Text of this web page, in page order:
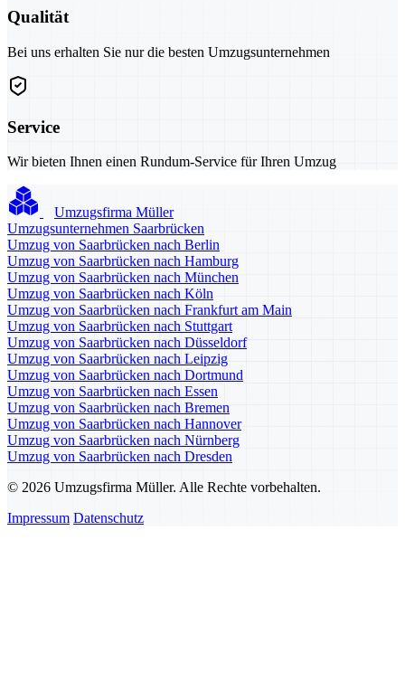
Qualität
Bei uns erhalten Sie nur die besten Umzugsunternehmen
Service
Wir bieten Ihnen einen Rundum-Service für Ihren Umzug
Umzugsfirma Müller
Umzugsunternehmen Saarbrücken
Umzug von Saarbrücken nach Berlin
Umzug von Saarbrücken nach Hamburg
Umzug von Saarbrücken nach München
Umzug von Saarbrücken nach Köln
Umzug von Saarbrücken nach Frankfurt am Main
Umzug von Saarbrücken nach Stuttgart
Umzug von Saarbrücken nach Düsseldorf
Umzug von Saarbrücken nach Leipzig
Umzug von Saarbrücken nach Dortmund
Umzug von Saarbrücken nach Essen
Umzug von Saarbrücken nach Bremen
Umzug von Saarbrücken nach Hannover
Umzug von Saarbrücken nach Nürnberg
Umzug von Saarbrücken nach Dresden
© 2026 Umzugsfirma Müller. Alle Rechte vorbehalten.
Impressum Datenschutz